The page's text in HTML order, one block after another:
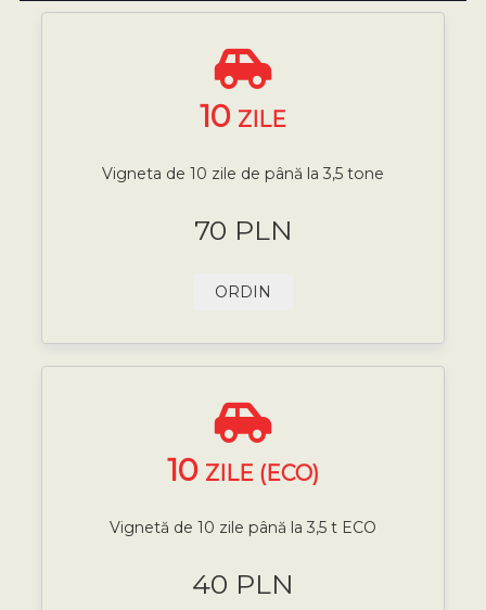
10 ZILE
Vigneta de 10 zile de până la 3,5 tone
70 PLN
ORDIN
10 ZILE (ECO)
Vignetă de 10 zile până la 3,5 t ECO
40 PLN